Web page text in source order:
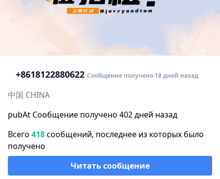
+8618122880622 Сообщение получено 18 дней назад
中国 CHINA
pubAt Сообщение получено 402 дней назад
Всего 418сообщений, последнее из которых было
получено
Читать сообщение